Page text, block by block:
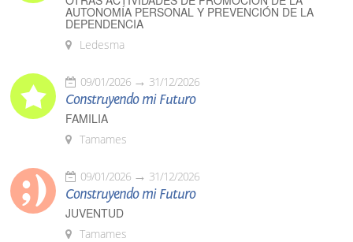
AUTONOMÍA PERSONAL Y PREVENCIÓN DE LA
DEPENDENCIA
Ledesma
09/01/2026 31/12/2026
Construyendo mi Futuro
FAMILIA
Tamames
09/01/2026 31/12/2026
Construyendo mi Futuro
JUVENTUD
Tamames